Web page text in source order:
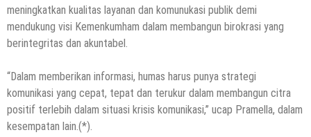
meningkatkan kualitas layanan dan komunukasi publik demi
mendukung visi Kemenkumham dalam membangun birokrasi yang
berintegritas dan akuntabel.
“Dalam memberikan informasi, humas harus punya strategi
komunikasi yang cepat, tepat dan terukur dalam membangun citra
positif terlebih dalam situasi krisis komunikasi,” ucap Pramella, dalam
kesempatan lain.(*).